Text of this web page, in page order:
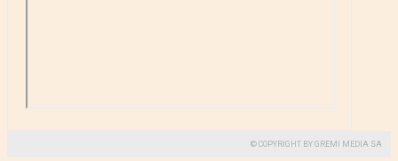
© COPYRIGHT BY GREMI MEDIA SA